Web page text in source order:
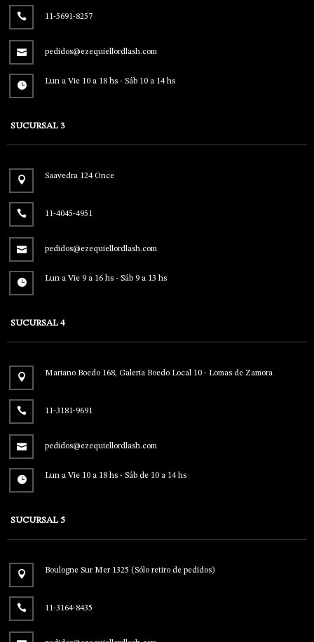
11-5691-8257
pedidos@ezequiellordlash.com
Lun a Vie 10 a 18 hs - Sáb 10 a 14 hs
SUCURSAL 3
Saavedra 124 Once
11-4045-4951
pedidos@ezequiellordlash.com
Lun a Vie 9 a 16 hs - Sáb 9 a 13 hs
SUCURSAL 4
Mariano Boedo 168, Galeria Boedo Local 10 - Lomas de Zamora
11-3181-9691
pedidos@ezequiellordlash.com
Lun a Vie 10 a 18 hs - Sáb de 10 a 14 hs
SUCURSAL 5
Boulogne Sur Mer 1325 (Sólo retiro de pedidos)
11-3164-8435